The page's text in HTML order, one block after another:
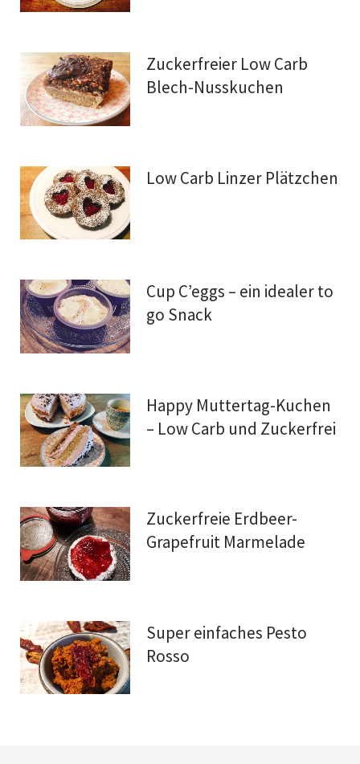
Zuckerfreier Low Carb
Blech-Nusskuchen
Low Carb Linzer Plätzchen
Cup C’eggs – ein idealer to
go Snack
Happy Muttertag-Kuchen
– Low Carb und Zuckerfrei
Zuckerfreie Erdbeer-
Grapefruit Marmelade
Super einfaches Pesto
Rosso